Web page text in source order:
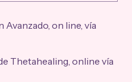
on line, vía
Thetahealing, online vía